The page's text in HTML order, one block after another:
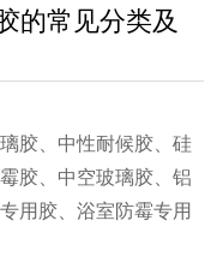
的常见分类及
胶、中性耐候胶、硅
胶、中空玻璃胶、铝
用胶、浴室防霉专用